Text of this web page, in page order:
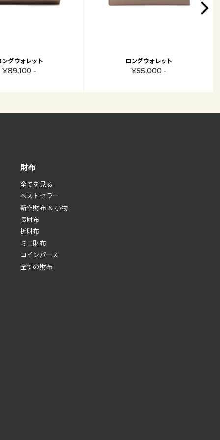
ングウォレット
¥89,100 -
ロングウォレット
¥55,000 -
財布
全てを見る
べストセラー
新作財布 & 小物
長財布
折財布
ミニ財布
コインパース
全ての財布